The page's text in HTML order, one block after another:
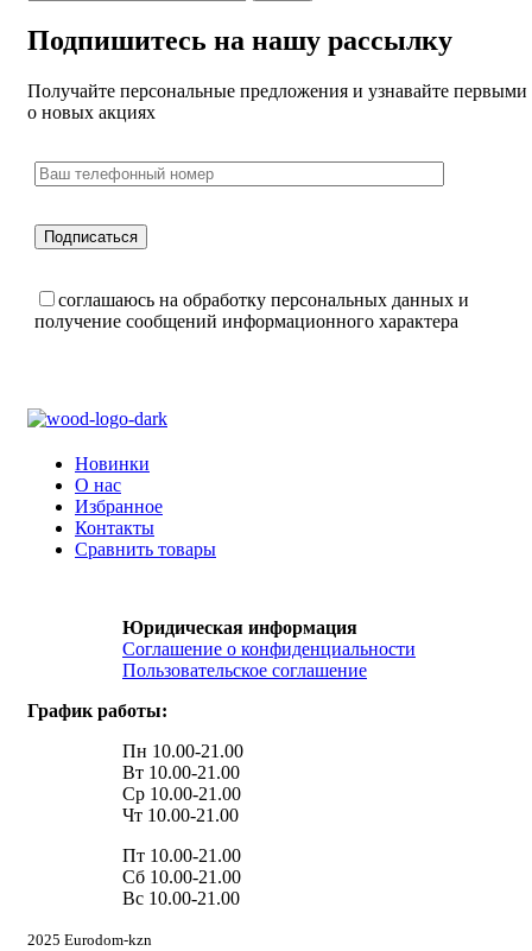
Подпишитесь на нашу рассылку
Получайте персональные предложения и узнавайте первыми
о новых акциях
соглашаюсь на обработку персональных данных и
получение сообщений информационного характера
Новинки
О нас
Избранное
Контакты
Сравнить товары
Юридическая информация
Соглашение о конфиденциальности
Пользовательское соглашение
График работы:
Пн 10.00-21.00
Вт 10.00-21.00
Ср 10.00-21.00
Чт 10.00-21.00
Пт 10.00-21.00
Сб 10.00-21.00
Вс 10.00-21.00
2025 Eurodom-kzn